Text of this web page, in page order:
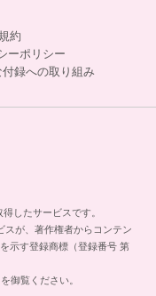
約
ーポリシー
録への取り組み
したサービスです。
が、著作権者からコンテン
示す登録商標（登録番号 第
御覧ください。